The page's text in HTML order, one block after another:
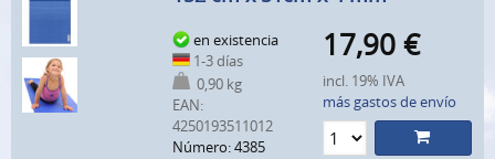
en existencia
1-3 días
0,90 kg
EAN:
4250193511012
Número: 4385
17,90 €
incl. 19% IVA
más gastos de envío